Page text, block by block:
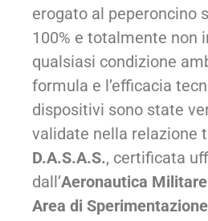
erogato al peperoncino
100% e totalmente non
qualsiasi condizione
formula e l’efficacia
dispositivi sono state
validate nella relazione
D.A.S.A.S., certificata
dall’Aeronautica
Area di Sperimentazione